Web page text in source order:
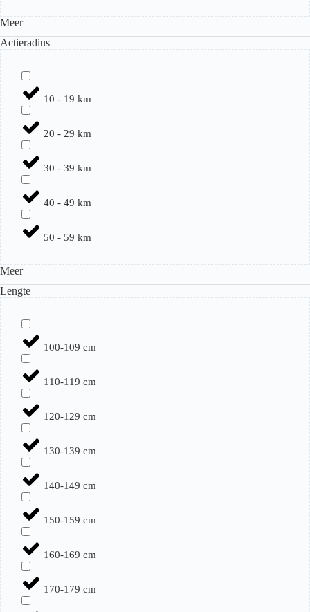
Meer
Actieradius
10 - 19 km
20 - 29 km
30 - 39 km
40 - 49 km
50 - 59 km
Meer
Lengte
100-109 cm
110-119 cm
120-129 cm
130-139 cm
140-149 cm
150-159 cm
160-169 cm
170-179 cm